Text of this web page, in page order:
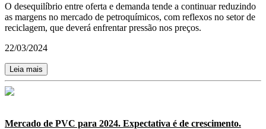
O desequilíbrio entre oferta e demanda tende a continuar reduzindo
as margens no mercado de petroquímicos, com reflexos no setor de
reciclagem, que deverá enfrentar pressão nos preços.
22/03/2024
Leia mais
Mercado de PVC para 2024. Expectativa é de crescimento.